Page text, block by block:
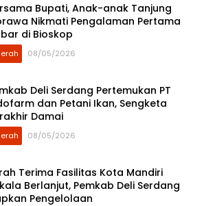
Bupati, Anak-anak Tanjung
Nikmati Pengalaman Pertama
di Bioskop
08/05/2026
Deli Serdang Pertemukan PT
dan Petani Ikan, Sengketa
Damai
08/05/2026
Terima Fasilitas Kota Mandiri
Berlanjut, Pemkab Deli Serdang
Pengelolaan